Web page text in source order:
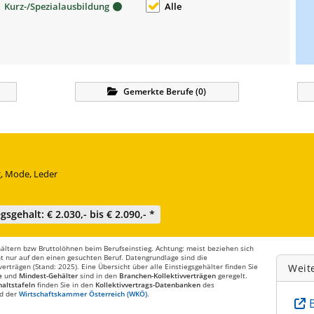
Kurz-/Spezialausbildung Alle
Gemerkte Berufe(0)
Mode, Leder
€ 2.030,- bis € 2.090,- *
bzw Bruttolöhnen beim Berufseinstieg. Achtung: meist beziehen sich
auf den einen gesuchten Beruf. Datengrundlage sind die
(Stand: 2025). Eine Übersicht über alle Einstiegsgehälter finden Sie
und Mindest-Gehälter sind in den Branchen-Kollektivverträgen geregelt.
finden Sie in den Kollektivvertrags-Datenbanken des
der Wirtschaftskammer Österreich (WKÖ).